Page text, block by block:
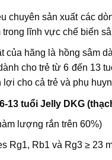
chuyên sản xuất các
lĩnh vực chế biến
của hãng là hồng sâm
cho trẻ từ 6 đến 13
cho cả trẻ và phụ
13 tuổi Jelly DKG
lượng rắn trên 60%)
Rg1, Rb1 và Rg3 ≥ 23